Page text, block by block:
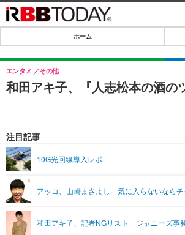
IT・デジタル
IT
SPEED TEST
ライフ
リリース一覧
プッシュ通知の停止方法
ホーム
和田アキ子、『人志松本の酒の
エンタメ その他
注目記事
10G光回線導入レポ
アッコ、山崎まさよし「気に入らないなら
和田アキ子、記者NGリスト ジャニーズ事